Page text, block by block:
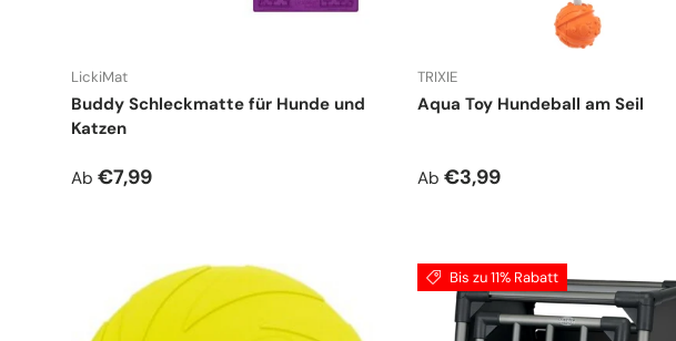
LickiMat
Buddy Schleckmatte für Hunde und
Katzen
Normaler Preis
Ab €7,99
TRIXIE
Aqua Toy Hundeball am Seil
Normaler Preis
Ab €3,99
Bis zu 11% Rabatt